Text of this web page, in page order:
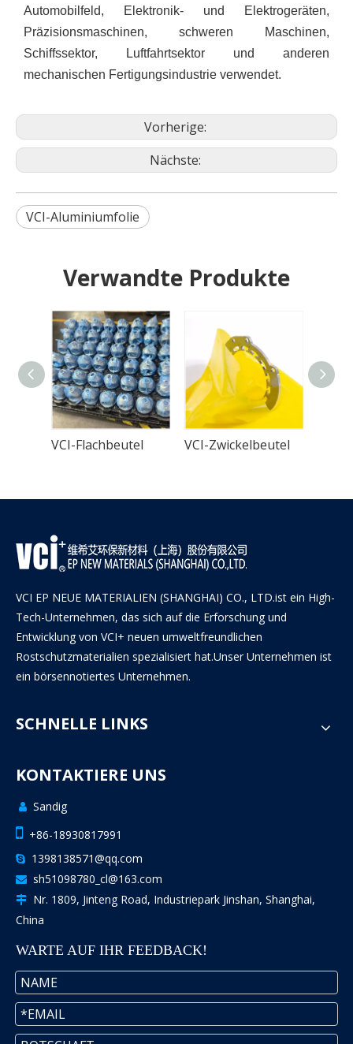
Automobilfeld, Elektronik- und Elektrogeräten,
Präzisionsmaschinen, schweren Maschinen,
Schiffssektor, Luftfahrtsektor und anderen
mechanischen Fertigungsindustrie verwendet.
Vorherige:
Nächste:
VCI-Aluminiumfolie
Verwandte Produkte
VCI-Flachbeutel VCI-Zwickelbeutel
VCI EP NEUE MATERIALIEN (SHANGHAI) CO., LTD.ist ein High-
Tech-Unternehmen, das sich auf die Erforschung und
Entwicklung von VCI+ neuen umweltfreundlichen
Rostschutzmaterialien spezialisiert hat.Unser Unternehmen ist
ein börsennotiertes Unternehmen.
SCHNELLE LINKS
KONTAKTIERE UNS
 Sandig
 +86-18930817991
 1398138571@qq.com
 sh51098780_cl@163.com

Nr. 1809, Jinteng Road, Industriepark Jinshan, Shanghai,
China
WARTE AUF IHR FEEDBACK!